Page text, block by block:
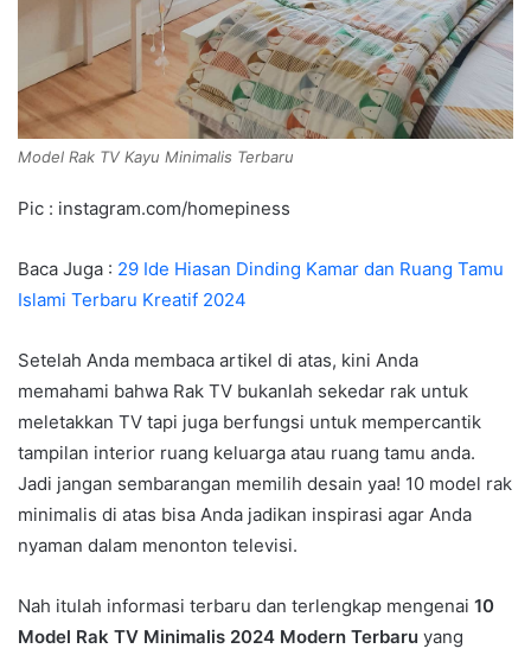
Model Rak TV Kayu Minimalis Terbaru
Pic : instagram.com/homepiness
Baca Juga : 29 Ide Hiasan Dinding Kamar dan Ruang Tamu
Islami Terbaru Kreatif 2024
Setelah Anda membaca artikel di atas, kini Anda
memahami bahwa Rak TV bukanlah sekedar rak untuk
meletakkan TV tapi juga berfungsi untuk mempercantik
tampilan interior ruang keluarga atau ruang tamu anda.
Jadi jangan sembarangan memilih desain yaa! 10 model rak
minimalis di atas bisa Anda jadikan inspirasi agar Anda
nyaman dalam menonton televisi.
Nah itulah informasi terbaru dan terlengkap mengenai 10
Model Rak TV Minimalis 2024 Modern Terbaru yang